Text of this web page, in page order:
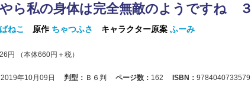
ら私の身体は完全無敵のようですね ３
ねこ 原作 ちゃつふさ キャラクター原案 ふーみ
円 （本体660円＋税）
2019年10月09日 判型： Ｂ６判 ページ数： 162 ISBN： 9784040733579